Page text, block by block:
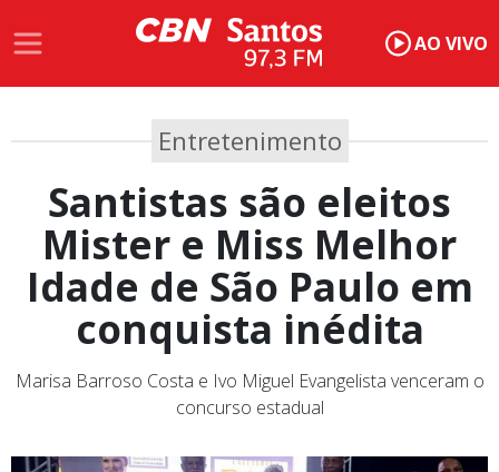
AO VIVO
Entretenimento
Santistas são eleitos
Mister e Miss Melhor
Idade de São Paulo em
conquista inédita
Marisa Barroso Costa e Ivo Miguel Evangelista venceram o
concurso estadual